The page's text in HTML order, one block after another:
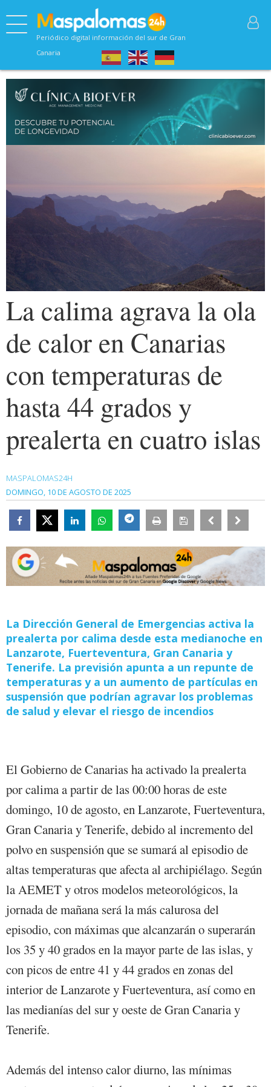
Periódico digital información del sur de Gran
Canaria
La calima agrava la ola
de calor en Canarias
con temperaturas de
hasta 44 grados y
prealerta en cuatro islas
MASPALOMAS24H
DOMINGO, 10 DE AGOSTO DE 2025
La Dirección General de Emergencias activa la
prealerta por calima desde esta medianoche en
Lanzarote, Fuerteventura, Gran Canaria y
Tenerife. La previsión apunta a un repunte de
temperaturas y a un aumento de partículas en
suspensión que podrían agravar los problemas
de salud y elevar el riesgo de incendios
El Gobierno de Canarias ha activado la prealerta
por calima a partir de las 00:00 horas de este
domingo, 10 de agosto, en Lanzarote, Fuerteventura,
Gran Canaria y Tenerife, debido al incremento del
polvo en suspensión que se sumará al episodio de
altas temperaturas que afecta al archipiélago. Según
la AEMET y otros modelos meteorológicos, la
jornada de mañana será la más calurosa del
episodio, con máximas que alcanzarán o superarán
los 35 y 40 grados en la mayor parte de las islas, y
con picos de entre 41 y 44 grados en zonas del
interior de Lanzarote y Fuerteventura, así como en
las medianías del sur y oeste de Gran Canaria y
Tenerife.
Además del intenso calor diurno, las mínimas